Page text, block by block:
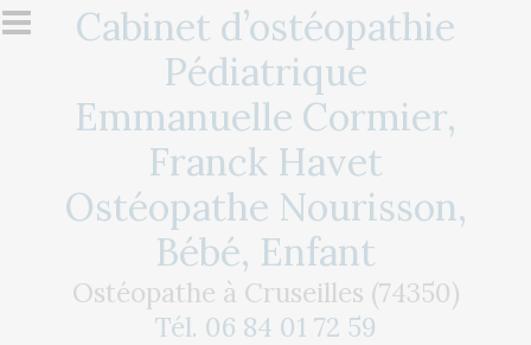
Aller au contenu principal
Cabinet d’ostéopathie
Pédiatrique
Emmanuelle Cormier,
Franck Havet
Ostéopathe Nourisson,
Bébé, Enfant
Ostéopathe à Cruseilles (74350)
Tél. 06 84 01 72 59